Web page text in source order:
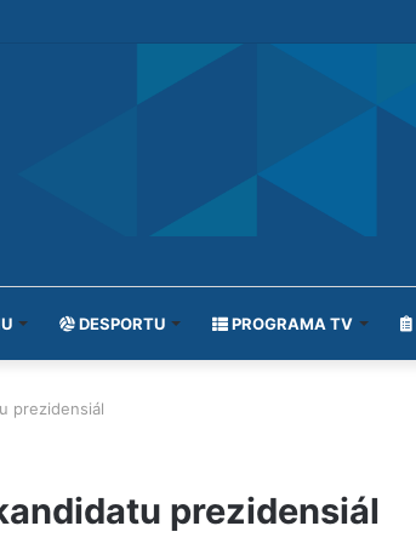
DESPORTU PROGRAMA TV
prezidensiál
prezidensiál